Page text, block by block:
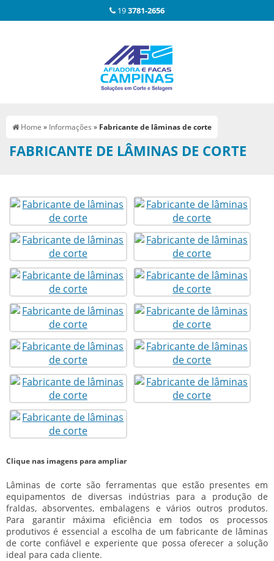
193781-2656
Home » Informações » Fabricante de lâminas de corte
FABRICANTE DE LÂMINAS DE CORTE
Clique nas imagens para ampliar
Lâminas de corte são ferramentas que estão presentes em
equipamentos de diversas indústrias para a produção de
fraldas, absorventes, embalagens e vários outros produtos.
Para garantir máxima eficiência em todos os processos
produtivos é essencial a escolha de umfabricante de lâminas
de corte confiável e experiente que possa oferecer a solução
ideal para cada cliente.